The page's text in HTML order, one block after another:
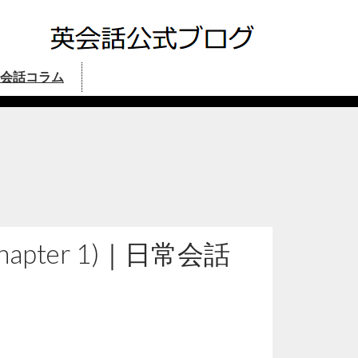
話コラム
1)｜ 日常会話